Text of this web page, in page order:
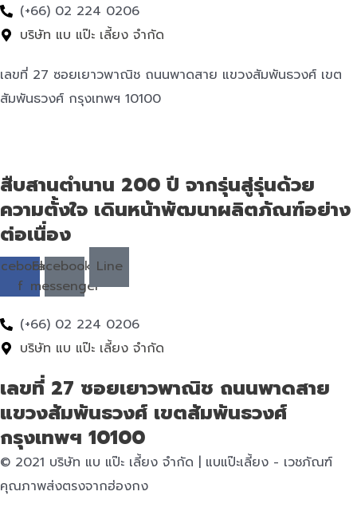
(+66) 02 224 0206
บริษัท แบ แป๊ะ เลี้ยง จำกัด
เลขที่ 27 ซอยเยาวพาณิช ถนนพาดสาย แขวงสัมพันธวงศ์ เขต
สัมพันธวงศ์ กรุงเทพฯ 10100
สืบสานตำนาน 200 ปี จากรุ่นสู่รุ่นด้วย
ความตั้งใจ เดินหน้าพัฒนาผลิตภัณฑ์อย่าง
ต่อเนื่อง
f
Facebook-
messenger
Line
(+66) 02 224 0206
บริษัท แบ แป๊ะ เลี้ยง จำกัด
เลขที่ 27 ซอยเยาวพาณิช ถนนพาดสาย
แขวงสัมพันธวงศ์ เขตสัมพันธวงศ์
กรุงเทพฯ 10100
© 2021 บริษัท แบ แป๊ะ เลี้ยง จำกัด | แบแป๊ะเลี้ยง - เวชภัณฑ์
คุณภาพส่งตรงจากฮ่องกง